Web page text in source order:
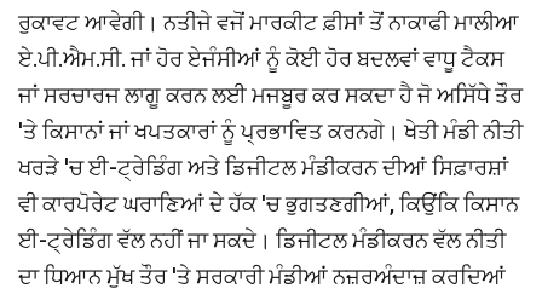
ਰੁਕਾਵਟ ਆਵੇਗੀ। ਨਤੀਜੇ ਵਜੋਂ ਮਾਰਕੀਟ ਫ਼ੀਸਾਂ ਤੋਂ ਨਾਕਾਫੀ ਮਾਲੀਆ
ਏ.ਪੀ.ਐਮ.ਸੀ. ਜਾਂ ਹੋਰ ਏਜੰਸੀਆਂ ਨੂੰ ਕੋਈ ਹੋਰ ਬਦਲਵਾਂ ਵਾਧੂ ਟੈਕਸ
ਜਾਂ ਸਰਚਾਰਜ ਲਾਗੂ ਕਰਨ ਲਈ ਮਜਬੂਰ ਕਰ ਸਕਦਾ ਹੈ ਜੋ ਅਸਿੱਧੇ ਤੌਰ
'ਤੇ ਕਿਸਾਨਾਂ ਜਾਂ ਖਪਤਕਾਰਾਂ ਨੂੰ ਪ੍ਰਭਾਵਿਤ ਕਰਨਗੇ। ਖੇਤੀ ਮੰਡੀ ਨੀਤੀ
ਖਰੜੇ 'ਚ ਈ-ਟ੍ਰੇਡਿੰਗ ਅਤੇ ਡਿਜੀਟਲ ਮੰਡੀਕਰਨ ਦੀਆਂ ਸਿਫ਼ਾਰਸ਼ਾਂ
ਵੀ ਕਾਰਪੋਰੇਟ ਘਰਾਣਿਆਂ ਦੇ ਹੱਕ 'ਚ ਭੁਗਤਣਗੀਆਂ, ਕਿਉਂਕਿ ਕਿਸਾਨ
ਈ-ਟ੍ਰੇਡਿੰਗ ਵੱਲ ਨਹੀਂ ਜਾ ਸਕਦੇ। ਡਿਜੀਟਲ ਮੰਡੀਕਰਨ ਵੱਲ ਨੀਤੀ
ਦਾ ਧਿਆਨ ਮੁੱਖ ਤੌਰ 'ਤੇ ਸਰਕਾਰੀ ਮੰਡੀਆਂ ਨਜ਼ਰਅੰਦਾਜ਼ ਕਰਦਿਆਂ